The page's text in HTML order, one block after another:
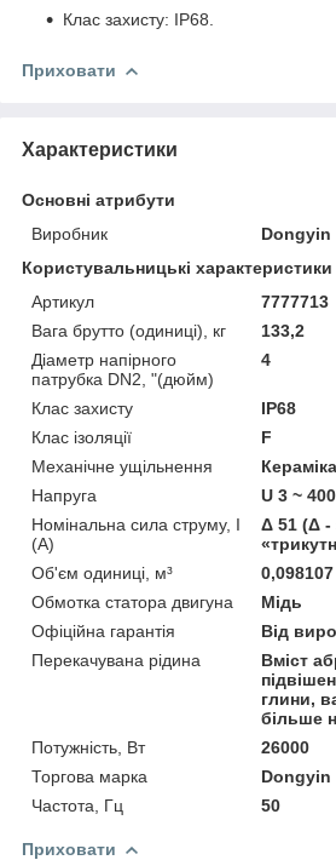
Клас захисту: IP68.
Приховати
Характеристики
Основні атрибути
Виробник
Dongyin
Користувальницькі характеристики
Артикул
7777713
Вага брутто (одиниці), кг
133,2
Діаметр напірного
патрубка DN2, "(дюйм)
4
Клас захисту
IP68
Клас ізоляції
F
Механічне ущільнення
Напруга
U 3 ~
Номінальна сила струму, I
(А)
Δ 51 (Δ -
Об'єм одиниці, м³
0,098107
Обмотка статора двигуна
Мідь
Офіційна гарантія
Від
Перекачувана рідина
Вміст
глини,
більше
Потужність, Вт
26000
Торгова марка
Dongyin
Частота, Гц
50
Приховати